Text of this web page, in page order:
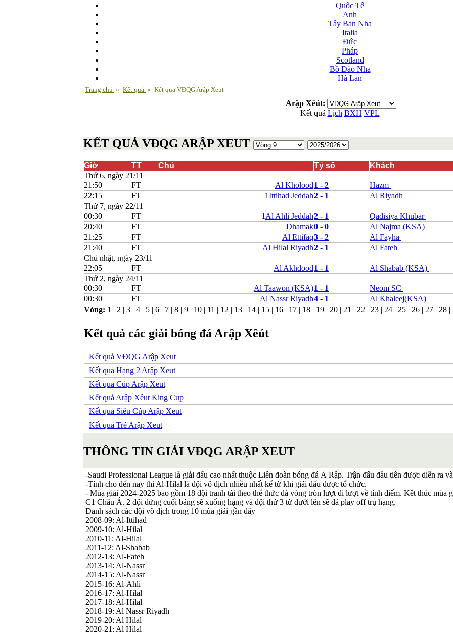
Quốc Tế
Anh
Tây Ban Nha
Italia
Đức
Pháp
Scotland
Bồ Đào Nha
Hà Lan
Andorra
Armenia
Belarus
Bosnia-Herzgovina
Bulgary
Bắc Ireland
Gibralta
Hungary
Hy Lạp
Latvia
Liechtenstein
Lithuania
Rumany
Slovakia
Síp
Ukraina
Wales
Áo
Đan Mạch
Đảo Faroe
Trang chủ » Kết quả » Kết quả VĐQG Arập Xeut
Arập Xêút:
Kết quả Lịch BXH VPL
KẾT QUẢ VĐQG ARẬP XEUT
Giờ TT Chủ Tỷ số Khách
Thứ 6, ngày 21/11
21:50
FT Al Kholood1 - 2 Hazm
22:15
FT Ittihad Jeddah
1 2 - 1 Al Riyadh
Thứ 7, ngày 22/11
00:30
FT Al Ahli Jeddah
1 2 - 1 Qadisiya Khubar
20:40
FT Dhamak0 - 0 Al Najma (KSA)
21:25
FT Al Ettifaq3 - 2 Al Fayha
21:40
FT Al Hilal Riyadh2 - 1 Al Fateh
Chủ nhật, ngày 23/11
22:05
FT Al Akhdood1 - 1 Al Shabab (KSA)
Thứ 2, ngày 24/11
00:30
FT Al Taawon (KSA)1 - 1 Neom SC
00:30
FT Al Nassr Riyadh4 - 1 Al Khaleej(KSA)
Vòng: 1 | 2 | 3 | 4 | 5 | 6 | 7 | 8 | 9 | 10 | 11 | 12 | 13 | 14 | 15 | 16 | 17 | 18 | 19 | 20 | 21 | 22 | 23 | 24 | 25 | 26 | 27 | 28 |
Kết quả các giải bóng đá Arập Xêút
Kết quả VĐQG Arập Xeut
Kết quả Hạng 2 Arập Xeut
Kết quả Cúp Arập Xeut
Kết quả Arập Xêut King Cup
Kết quả Siêu Cúp Arập Xeut
Kết quả Trẻ Arập Xeut
THÔNG TIN GIẢI VĐQG ARẬP XEUT
-Saudi Professional League là giải đấu cao nhất thuộc Liên đoàn bóng đá Ả Rập. Trận đấu đầu tiên được diễn ra
-Tính cho đến nay thì Al-Hilal là đội vô địch nhiều nhất kể từ khi giải đấu được tổ chức.
- Mùa giải 2024-2025 bao gồm 18 đội tranh tài theo thể thức đá vòng tròn lượt đi lượt về tính điểm. Kêt thúc mùa
C1 Châu Á. 2 đội đứng cuối bảng sẽ xuống hạng và đội thứ 3 từ dưới lên sẽ đá play off trụ hạng.
Danh sách các đội vô địch trong 10 mùa giải gần đây
2008-09: Al-Ittihad
2009-10: Al-Hilal
2010-11: Al-Hilal
2011-12: Al-Shabab
2012-13: Al-Fateh
2013-14: Al-Nassr
2014-15: Al-Nassr
2015-16: Al-Ahli
2016-17: Al-Hilal
2017-18: Al-Hilal
2018-19: Al Nassr Riyadh
2019-20: Al Hilal
2020-21: Al Hilal